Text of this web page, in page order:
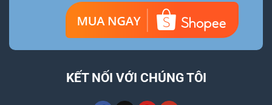
KẾT NỐI VỚI CHÚNG TÔI